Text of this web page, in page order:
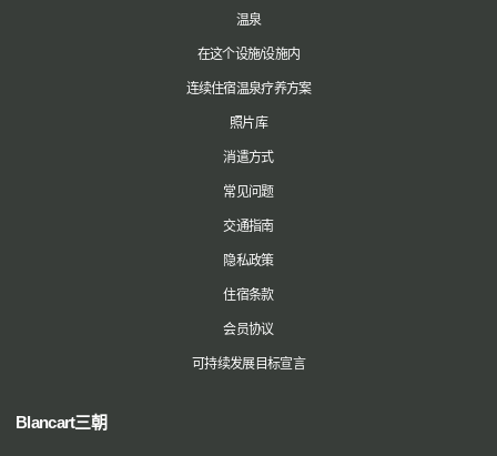
温泉
在这个设施/设施内
连续住宿温泉疗养方案
照片库
消遣方式
常见问题
交通指南
隐私政策
住宿条款
会员协议
可持续发展目标宣言
Blancart三朝